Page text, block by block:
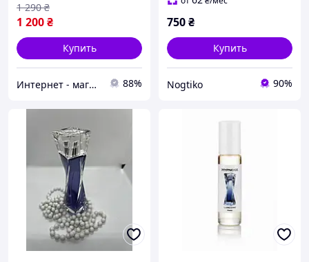
1 200₴
1 290 ₴
Купить
Интернет - магазин ГЛАМУР 88%
750₴
Купить
Nogtiko 90%